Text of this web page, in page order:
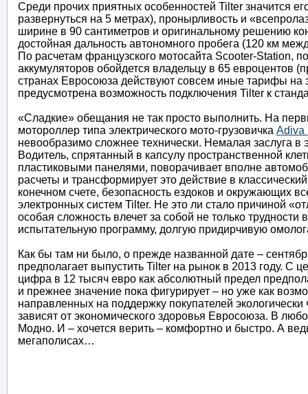
Среди прочих приятных особенностей Tilter значится
развернуться на 5 метрах), пронырливость и
ширине в 90 сантиметров и оригинальному решению
достойная дальность автономного пробега (120 км
По расчетам французского мотосайта Scooter-Station,
аккумуляторов обойдется владельцу в 65 евроцентов
странах Евросоюза действуют совсем иные тарифы на
предусмотрена возможность подключения Tilter к
«Сладкие» обещания не так просто выполнить. На
мотороллер типа электрического мото-грузовичка Adiva
невообразимо сложнее технически. Немалая заслуга
Водитель, спрятанный в капсулу пространственной
пластиковыми панелями, поворачивает вполне
расчеты и трансформирует это действие в
конечном счете, безопасность ездоков и окружающих
электронных систем Tilter. Не это ли стало причиной
особая сложность влечет за собой не только
испытательную программу, долгую придирчивую
Как бы там ни было, о прежде названной дате –
предполагает выпустить Tilter на рынок в 2013 году. С
цифра в 12 тысяч евро как абсолютный предел
и прежнее значение пока фигурирует – но уже как
направленных на поддержку покупателей
зависят от экономического здоровья Евросоюза. В
Модно. И – хочется верить – комфортно и быстро. А
мегаполисах…